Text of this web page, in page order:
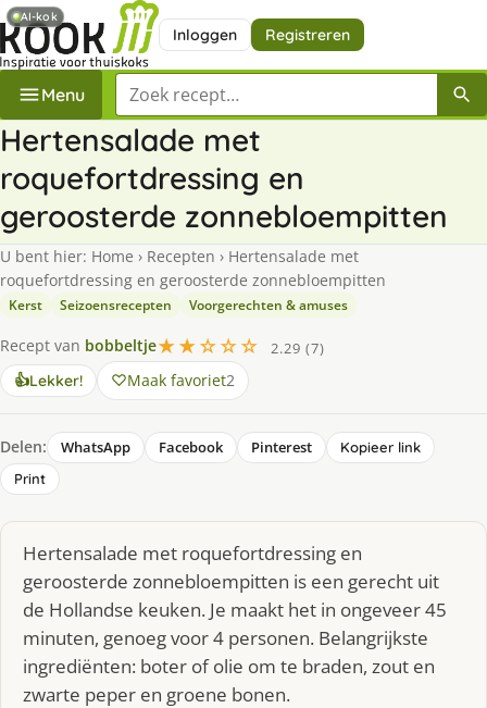
Inloggen Registreren
Menu Zoek een recept
Hertensalade met
roquefortdressing en
geroosterde zonnebloempitten
U bent hier: Home › Recepten › Hertensalade met
roquefortdressing en geroosterde zonnebloempitten
Kerst Seizoensrecepten Voorgerechten & amuses
Recept van bobbeltje★★☆☆☆
2.29 (7)
👍Lekker! Maak favoriet2
Delen: WhatsApp Facebook Pinterest
Kopieer link
Print
Hertensalade met roquefortdressing en
geroosterde zonnebloempitten is een gerecht uit
de Hollandse keuken. Je maakt het in ongeveer 45
minuten, genoeg voor 4 personen. Belangrijkste
ingrediënten: boter of olie om te braden, zout en
zwarte peper en groene bonen.
AI-kok